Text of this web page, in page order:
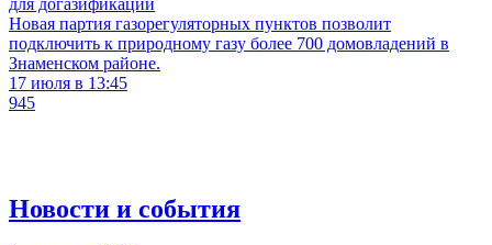
для догазификации
Новая партия газорегуляторных пунктов позволит
подключить к природному газу более 700 домовладений в
Знаменском районе.
17 июля в 13:45
945
Новости и события